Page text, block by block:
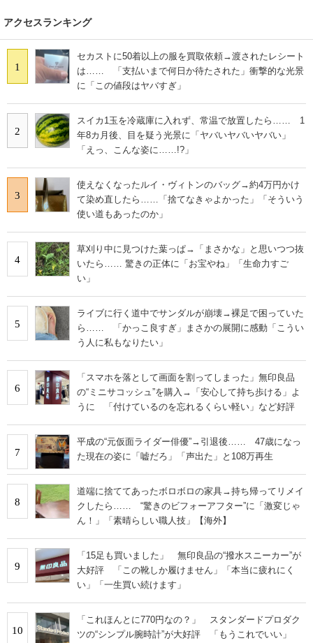
アクセスランキング
1
セカストに50着以上の服を買取依頼→渡されたレシート
は…… 「支払いまで何日か待たされた」衝撃的な光景
に「この値段はヤバすぎ」
2
スイカ1玉を冷蔵庫に入れず、常温で放置したら…… 1
年8カ月後、目を疑う光景に「ヤバいヤバいヤバい」
「えっ、こんな姿に……!?」
3
使えなくなったルイ・ヴィトンのバッグ→約4万円かけ
て染め直したら……「捨てなきゃよかった」「そういう
使い道もあったのか」
4
草刈り中に見つけた葉っぱ→「まさかな」と思いつつ抜
いたら…… 驚きの正体に「お宝やね」「生命力すご
い」
5
ライブに行く道中でサンダルが崩壊→裸足で困っていた
ら…… 「かっこ良すぎ」まさかの展開に感動「こうい
う人に私もなりたい」
6
「スマホを落として画面を割ってしまった」無印良品
の“ミニサコッシュ”を購入→「安心して持ち歩ける」よ
うに 「付けているのを忘れるくらい軽い」など好評
7
平成の“元仮面ライダー俳優”→引退後…… 47歳になっ
た現在の姿に「嘘だろ」「声出た」と108万再生
8
道端に捨ててあったボロボロの家具→持ち帰ってリメイ
クしたら…… “驚きのビフォーアフター”に「激変じゃ
ん！」「素晴らしい職人技」【海外】
9
「15足も買いました」 無印良品の“撥水スニーカー”が
大好評 「この靴しか履けません」「本当に疲れにく
い」「一生買い続けます」
10
「これほんとに770円なの？」 スタンダードプロダク
ツの“シンプル腕時計”が大好評 「もうこれでいい」